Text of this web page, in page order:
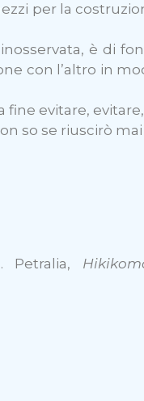
per la
è di
con l’altro in
evitare,
so se riuscirò
Petralia,